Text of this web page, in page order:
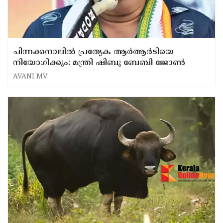
ചിന്നക്കനാലിൽ പ്രത്യേക ആർആർടിയെ
നിയോഗിക്കും: മന്ത്രി ഷിബു ബേബി ജോൺ
AVANI MV